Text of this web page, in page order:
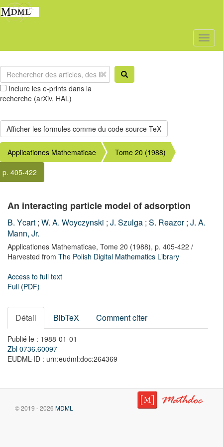
Inclure les e-prints dans la
recherche (arXiv, HAL)
Applicationes Mathematicae
Tome 20 (1988)
p. 405-422
An interacting particle model of adsorption
B. Ycart ; W. A. Woyczynski ; J. Szulga ; S. Reazor; J. A.
Mann, Jr.
Applicationes Mathematicae, Tome 20 (1988), p. 405-422 /
Harvested from The Polish Digital Mathematics Library
Access to full text
Full (PDF)
Détail BibTeX Comment citer
Publié le : 1988-01-01
Zbl 0736.60097
EUDML-ID : urn:eudml:doc:264369
© 2019 - 2026 MDML